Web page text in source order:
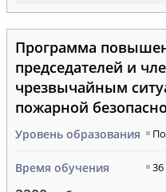
Программа
председателей и
чрезвычайным
пожарной
Уровень образования
Время обучения